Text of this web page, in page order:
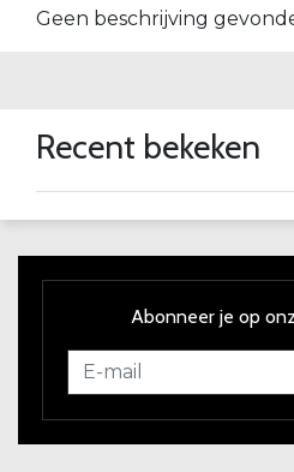
Geen beschrijving
Recent bekeken
Abonneer je op